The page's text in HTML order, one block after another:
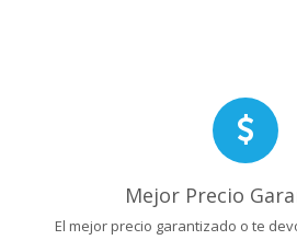
Mejor Precio
El mejor precio garantizado o te